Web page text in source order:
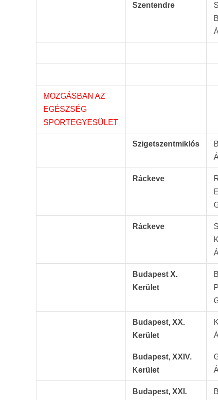
Szentendre
MOZGÁSBAN AZ
EGÉSZSÉG
SPORTEGYESÜLET
Szigetszentmiklós
Ráckeve
Ráckeve
Budapest X.
Kerület
Budapest, XX.
Kerület
Budapest, XXIV.
Kerület
Budapest, XXI.